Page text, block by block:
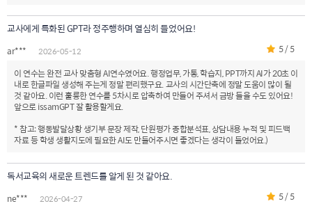
교사에게 특화된 GPT라 정주행하며 열심히 들었어요!
ar*** 2026-05-12
5 / 5
이 연수는 완전 교사 맞춤형 AI연수였어요. 행정업무, 가통, 학습지, PPT까지 AI가 20초 이
내로 한글파일 생성해 주는게 정말 편리했구요. 교사의 시간단축에 정말 도움이 많이 될
것 같아요. 이런 훌륭한 연수를 5차시로 압축하여 만들어 주셔서 금방 들을 수도 있어요!
앞으로 issamGPT 잘 활용할게요.
* 참고: 행동발달상황 생기부 문장 제작, 단원평가 종합분석표, 상담내용 누적 및 피드백
자료 등 학생 생활지도에 필요한 AI도 만들어주시면 좋겠다는 생각이 들었어요.)
독서교육의 새로운 트렌드를 알게 된 것 같아요.
ne*** 2026-04-27
5 / 5